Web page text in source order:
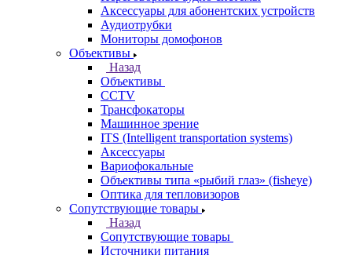
Аксессуары для абонентских устройств
Аудиотрубки
Мониторы домофонов
Объективы
Назад
Объективы
CCTV
Трансфокаторы
Машинное зрение
ITS (Intelligent transportation systems)
Аксессуары
Вариофокальные
Объективы типа «рыбий глаз» (fisheye)
Оптика для тепловизоров
Сопутствующие товары
Назад
Сопутствующие товары
Источники питания